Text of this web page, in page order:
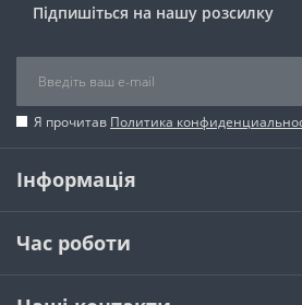
Підпишіться на нашу розсилку
Я прочитав Политика
Інформація
Час роботи